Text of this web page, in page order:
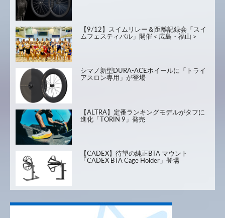
【9/12】スイムリレー＆距離記録会「スイ
ムフェスティバル」開催＜広島・福山＞
シマノ新型DURA-ACEホイールに「トライ
アスロン専用」が登場
【ALTRA】定番ランキングモデルがタフに
進化「TORIN 9」発売
【CADEX】待望の純正BTA マウント
「CADEX BTA Cage Holder」登場